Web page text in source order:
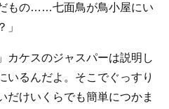
もの……七面鳥が鳥小屋にい
」
カケスのジャスパーは説明し
いるんだよ。そこでぐっすり
だけいくらでも簡単につかま